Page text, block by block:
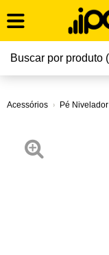
Acessórios Pé Nivelador